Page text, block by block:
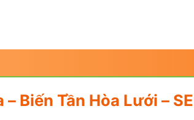
Biến Tần Hòa Lưới –